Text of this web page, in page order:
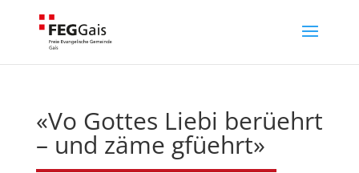
«Vo Gottes Liebi berüehrt
– und zäme gfüehrt»